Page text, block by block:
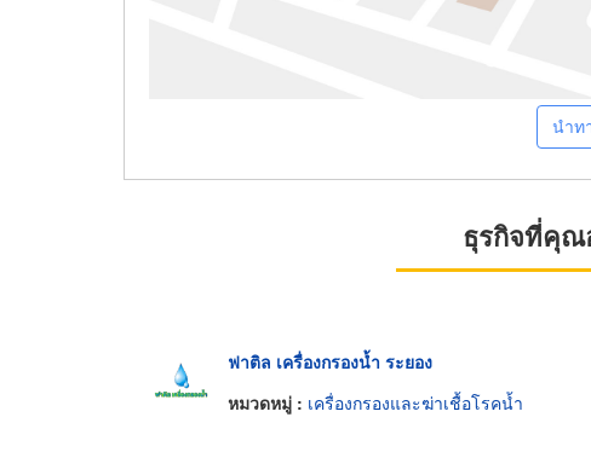
นำท
ธุรกิจที่คุณ
ฟาติล เครื่องกรองน้ำ ระยอง
หมวดหมู่ : เครื่องกรองและฆ่าเชื้อโรคน้ำ